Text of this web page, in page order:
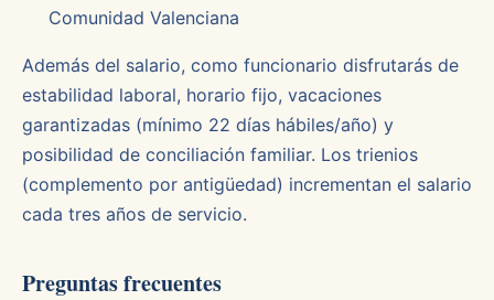
Comunidad Valenciana
Además del salario, como funcionario disfrutarás de
estabilidad laboral, horario fijo, vacaciones
garantizadas (mínimo 22 días hábiles/año) y
posibilidad de conciliación familiar. Los trienios
(complemento por antigüedad) incrementan el salario
cada tres años de servicio.
Preguntas frecuentes